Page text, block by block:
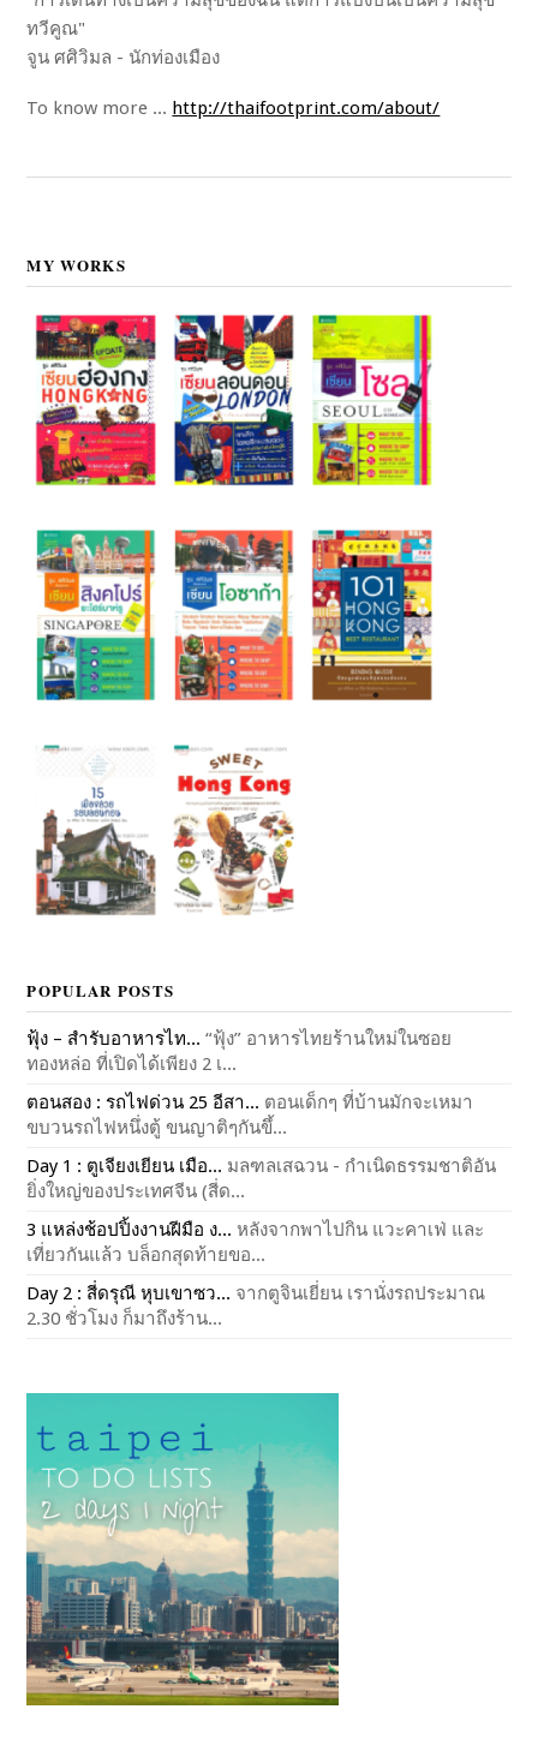
ทวีคูณ"
จูน ศศิวิมล - นักท่องเมือง
To know more ... http://thaifootprint.com/about/
MY WORKS
POPULAR POSTS
ฟุ้ง – สำรับอาหารไท... “ฟุ้ง” อาหารไทยร้านใหม่ในซอย
ทองหล่อ ที่เปิดได้เพียง 2 เ...
ตอนสอง : รถไฟด่วน 25 อีสา... ตอนเด็กๆ ที่บ้านมักจะเหมา
ขบวนรถไฟหนึ่งตู้ ขนญาติๆกันขึ้...
Day 1 : ตูเจียงเยียน เมือ... มลฑลเสฉวน - กำเนิดธรรมชาติอัน
ยิ่งใหญ่ของประเทศจีน (สี่ด...
3 แหล่งช้อปปิ้งงานฝีมือ ง... หลังจากพาไปกิน แวะคาเฟ่ และ
เที่ยวกันแล้ว บล็อกสุดท้ายขอ...
Day 2 : สี่ดรุณี หุบเขาซว... จากตูจินเยี่ยน เรานั่งรถประมาณ
2.30 ชั่วโมง ก็มาถึงร้าน...